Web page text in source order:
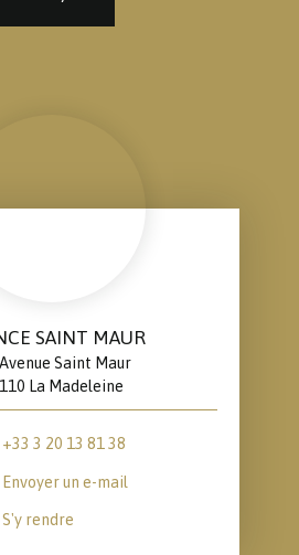
SAINT MAUR
Saint Maur
La Madeleine
+33 3 20 13 81 38
Envoyer un e-mail
S'y rendre